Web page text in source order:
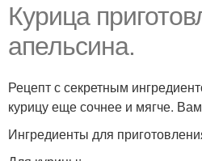
Курица
апельсина.
Рецепт с секретным
курицу еще сочнее и мягче.
Ингредиенты для